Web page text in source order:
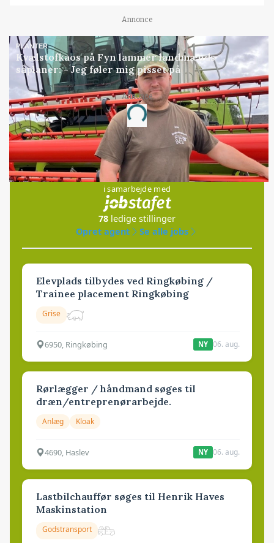
Annonce
PLANTER
Kvælstofkaos på Fyn lammer landmænds
såplaner: - Jeg føler mig pisset på
Annonce
Loading...
Jobs
i samarbejde med
78 ledige stillinger
Opret agent
Se alle jobs
Elevplads tilbydes ved Ringkøbing /
Trainee placement Ringkøbing
Grise
6950, Ringkøbing NY 06. aug.
Rørlægger / håndmand søges til
dræn/entreprenørarbejde.
Anlæg Kloak
4690, Haslev NY 06. aug.
Lastbilchauffør søges til Henrik Haves
Maskinstation
Godstransport